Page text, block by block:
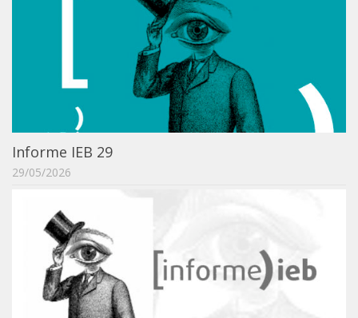
Hackathon e Edit-a-thon
Xilogoritmo
Slam de Corda
Wikimedia e Wikidata
LABIEB
Sobre o LABIEB
Eventos
Núcleos de Atividades
Notícias
Últimas notícias
Informe IEB 29
29/05/2026